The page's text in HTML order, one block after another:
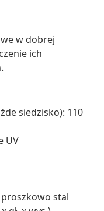
w dobrej
ich
siedzisko): 110
UV
stal